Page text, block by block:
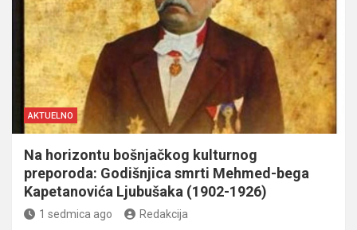
AKTUELNO
Na horizontu bošnjačkog kulturnog
preporoda: Godišnjica smrti Mehmed-bega
Kapetanovića Ljubušaka (1902-1926)
1 sedmica ago Redakcija